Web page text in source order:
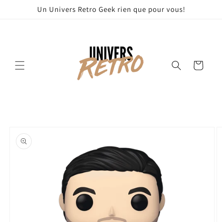
passerUn Univers Retro Geek rien que pour vous!
Panier
informations
produits